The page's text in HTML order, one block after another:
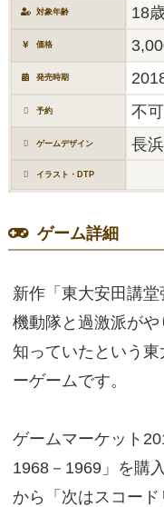
対象年齢 18
価格
発売時期
予約 不可
ゲームデザイン 長
イラスト・DTP
ゲーム詳細
新作「東大安田講
機動隊と過激派が
知っていたという
ーゲームです。
ゲームマーケット
1968－1969」を購
から「次はスコー